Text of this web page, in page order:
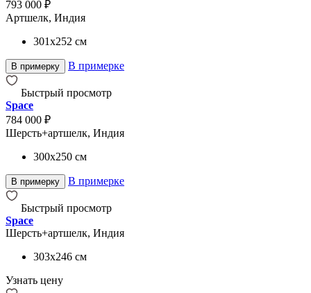
793 000 ₽
Артшелк, Индия
301x252 см
В примерку В примерке
Быстрый просмотр
Space
784 000 ₽
Шерсть+артшелк, Индия
300x250 см
В примерку В примерке
Быстрый просмотр
Space
Шерсть+артшелк, Индия
303x246 см
Узнать цену